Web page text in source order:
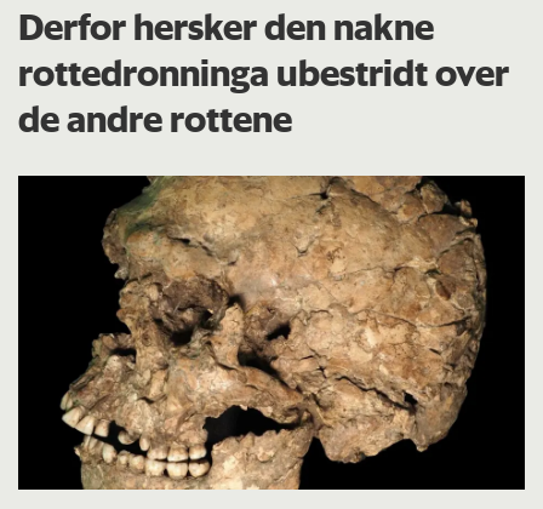
Derfor hersker den nakne
rottedronninga ubestridt over
de andre rottene